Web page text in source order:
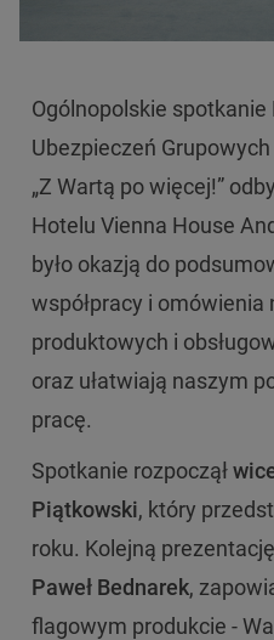
Ogólnopolskie
Ubezpieczeń
„Z Wartą po więcej!”
Hotelu Vienna House
było okazją do
współpracy i
produktowych i
oraz ułatwiają naszym
pracę.
Spotkanie rozpoczął
Piątkowski, który
roku. Kolejną
Paweł Bednarek,
flagowym produkcie -